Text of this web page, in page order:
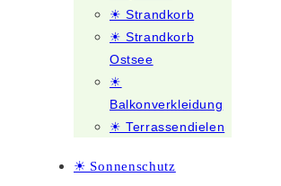
☀ Strandkorb
☀ Strandkorb
Ostsee
☀
Balkonverkleidung
☀ Terrassendielen
☀ Sonnenschutz